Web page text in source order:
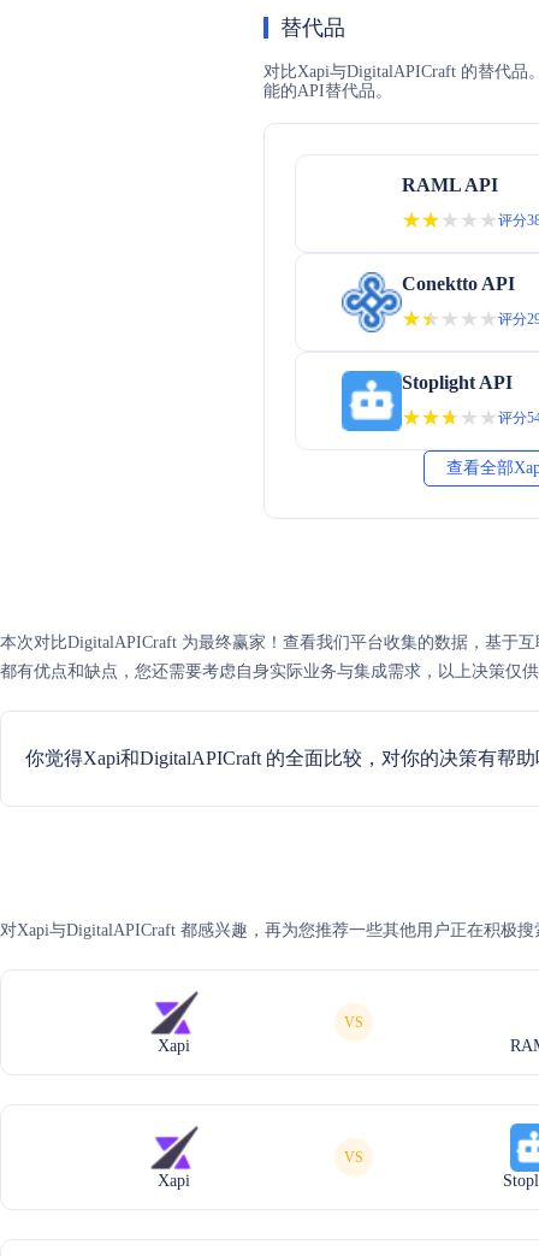
替代品
对比Xapi与DigitalAPICraft 的替代品
能的API替代品。
RAML API
★★★★★
★★★★★评分
Conektto API
★★★★★
★★★★★评分
Stoplight API
★★★★★
★★★★★评分
查看全部
本次对比DigitalAPICraft 为最终赢家！查看我们平台收集的数据，基于
都有优点和缺点，您还需要考虑自身实际业务与集成需求，以上决策仅
你觉得Xapi和DigitalAPICraft 的全面比较，对你的决策有帮
对Xapi与DigitalAPICraft 都感兴趣，再为您推荐一些其他用户正在积极
Xapi
VS
Xapi
VS